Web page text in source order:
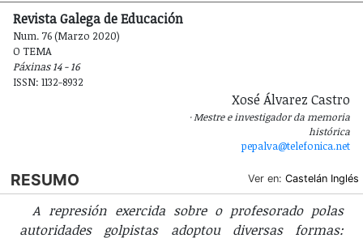
Revista Galega de Educación
Num. 76 (Marzo 2020)
O TEMA
Páxinas 14 - 16
ISSN: 1132-8932
Xosé Álvarez Castro
Mestre e investigador da memoria
histórica
pepalva@telefonica.net
RESUMO Ver en:Castelán Inglés
A represión exercida sobre o profesorado polas
autoridades golpistas adoptou diversas formas: